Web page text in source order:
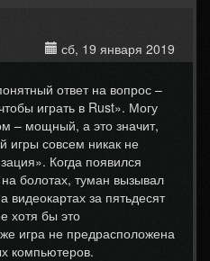
сб, 19 января 2019
ответ на вопрос –
играть в Rust». Могу
– мощный, а это значит,
игры совсем никак не
Когда появился
болотах, туман вызывал
за пятьдесят
хотя бы это
игра не предрасположена
компьютеров.